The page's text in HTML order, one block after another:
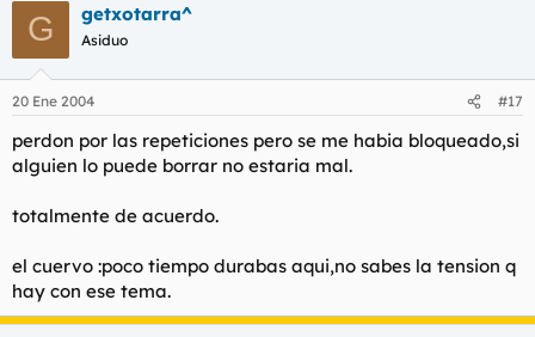
G getxotarra^
Asiduo
20 Ene 2004 #17
perdon por las repeticiones pero se me habia bloqueado,si
alguien lo puede borrar no estaria mal.
totalmente de acuerdo.
el cuervo :poco tiempo durabas aqui,no sabes la tension q
hay con ese tema.